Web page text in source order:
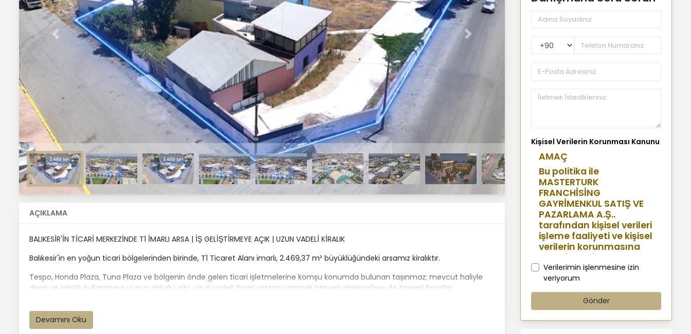
Önceki Sonraki
AÇIKLAMA
BALIKESİR'İN TİCARİ MERKEZİNDE T1 İMARLI ARSA | İŞ GELİŞTİRMEYE AÇIK | UZUN VADELİ KİRALIK
Balıkesir'in en yoğun ticari bölgelerinden birinde, T1 Ticaret Alanı imarlı, 2.469,37 m² büyüklüğündeki arsamız kiralıktır.
Tespo, Honda Plaza, Tuna Plaza ve bölgenin önde gelen ticari işletmelerine komşu konumda bulunan taşınmaz; mevcut haliyle
depo ve lojistik kullanımına uygun olduğu gibi, uzun vadeli ticari yatırım yapmak isteyen girişimcilere de önemli fırsatlar
Seçenek 1 | Depo, Lojistik ve Operasyon Alanı
Devamını Oku
PhoneNumberCountryPhoneCode
Kişisel Verilerin Korunması Kanunu
AMAÇ
Bu politika ile
MASTERTURK
FRANCHİSİNG
GAYRİMENKUL SATIŞ VE
PAZARLAMA A.Ş..
tarafından kişisel verileri
işleme faaliyeti ve kişisel
verilerin korunmasına
yönelik benimsenen
sistemler konusunda
açıklamalarda
bulunmak, bu
kapsamda iş
ortaklarımız, mevcut ve
aday çalışanlarımız,
Verilerimin işlenmesine izin
veriyorum
Gönder